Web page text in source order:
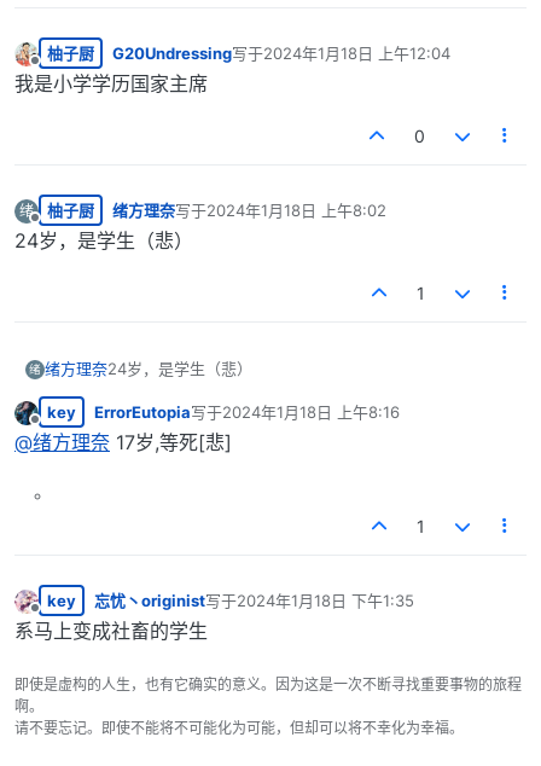
离线
柚子厨 G20Undressing写于2024年1月18日 上午12:04
最后由 编辑
我是小学学历国家主席
0
绪
离线
柚子厨 绪方理奈写于2024年1月18日 上午8:02
最后由 编辑
24岁，是学生（悲）
1
绪 绪方理奈24岁，是学生（悲）
离线
key ErrorEutopia写于2024年1月18日 上午8:16
最后由 编辑
@绪方理奈 17岁,等死[悲]
1
离线
key 忘忧丶originist写于2024年1月18日 下午1:35
最后由 编辑
系马上变成社畜的学生
即使是虚构的人生，也有它确实的意义。因为这是一次不断寻找重要事物的旅程
啊。
请不要忘记。即使不能将不可能化为可能，但却可以将不幸化为幸福。